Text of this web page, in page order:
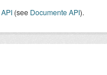
API (see Documente API).